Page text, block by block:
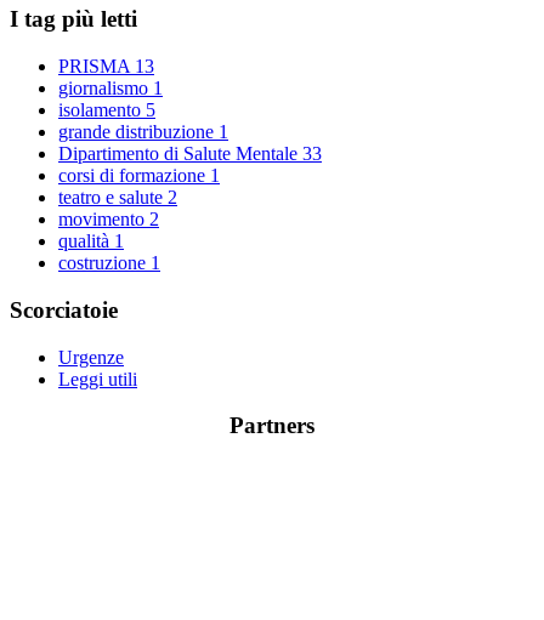
I tag più letti
PRISMA 13
giornalismo 1
isolamento 5
grande distribuzione 1
Dipartimento di Salute Mentale 33
corsi di formazione 1
teatro e salute 2
movimento 2
qualità 1
costruzione 1
Scorciatoie
Urgenze
Leggi utili
Partners